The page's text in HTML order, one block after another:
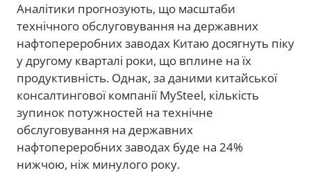
Аналітики прогнозують, що масштаби
технічного обслуговування на державних
нафтопереробних заводах Китаю досягнуть піку
у другому кварталі роки, що вплине на їх
продуктивність. Однак, за даними китайської
консалтингової компанії MySteel, кількість
зупинок потужностей на технічне
обслуговування на державних
нафтопереробних заводах буде на 24%
нижчою, ніж минулого року.